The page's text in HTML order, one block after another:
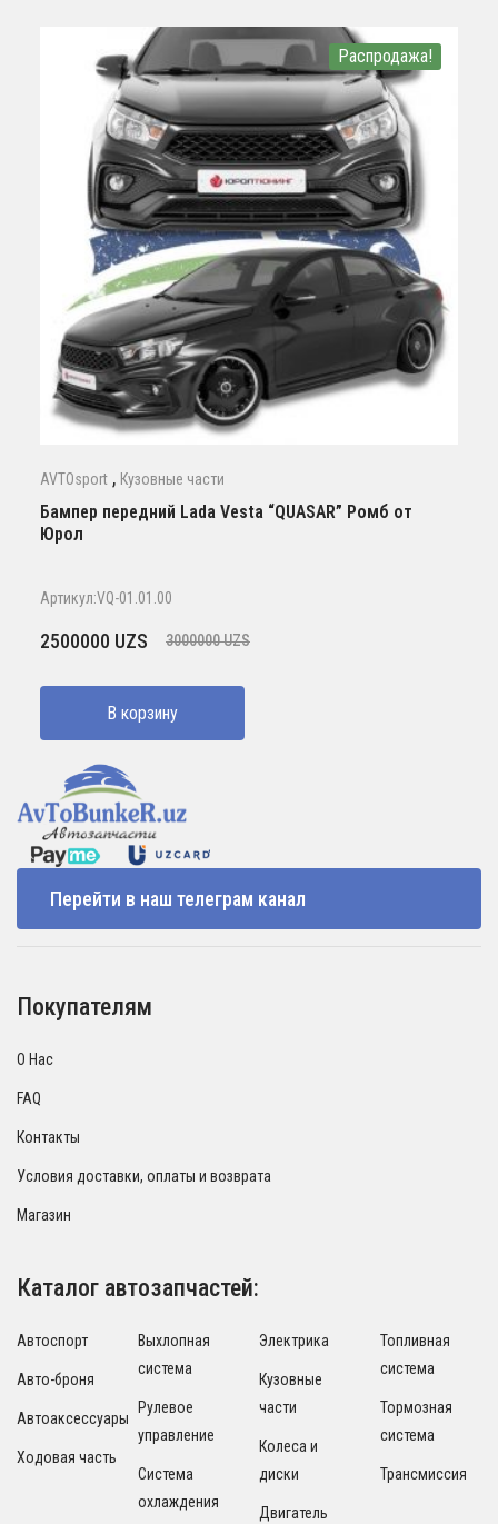
Распродажа!
AVTOsport , Кузовные части
Бампер передний Lada Vesta “QUASAR” Ромб от
Юрол
Артикул:VQ-01.01.00
3000000UZS
Первоначальная
составляла
3000000 UZS.
2500000 UZS
Текущая
2500000 UZS.
В корзину
Перейти в наш телеграм канал
Покупателям
О Нас
FAQ
Контакты
Условия доставки, оплаты и возврата
Магазин
Каталог автозапчастей:
Автоспорт
Авто-броня
Автоаксессуары
Ходовая часть
Выхлопная
система
Рулевое
управление
Система
охлаждения
Электрика
Кузовные
части
Колеса и
диски
Двигатель
Топливная
система
Тормозная
система
Трансмиссия